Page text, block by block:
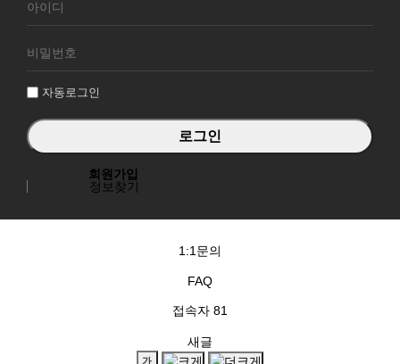
원
그
자동로그인
회원가입
정보찾기
1:1문의
FAQ
접속자 81
새글